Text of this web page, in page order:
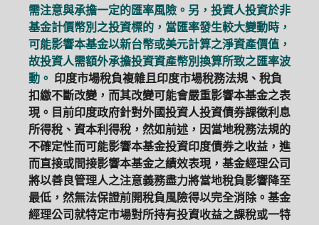
需注意與承擔一定的匯率風險。另，投資人投資於非
基金計價幣別之投資標的，當匯率發生較大變動時，
可能影響本基金以新台幣或美元計算之淨資產價值，
故投資人需額外承擔投資資產幣別換算所致之匯率波
動。 印度市場稅負複雜且印度市場稅務法規、稅負
扣繳不斷改變，而其改變可能會嚴重影響本基金之表
現。目前印度政府針對外國投資人投資債券課徵利息
所得稅、資本利得稅，然如前述，因當地稅務法規的
不確定性而可能影響本基金投資印度債券之收益，進
而直接或間接影響本基金之績效表現，基金經理公司
將以善良管理人之注意義務盡力將當地稅負影響降至
最低，然無法保證前開稅負風險得以完全消除。基金
經理公司就特定市場對所持有投資收益之課稅或一特